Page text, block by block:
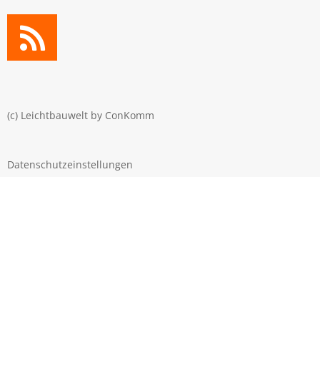
(c) Leichtbauwelt by ConKomm
Datenschutzeinstellungen